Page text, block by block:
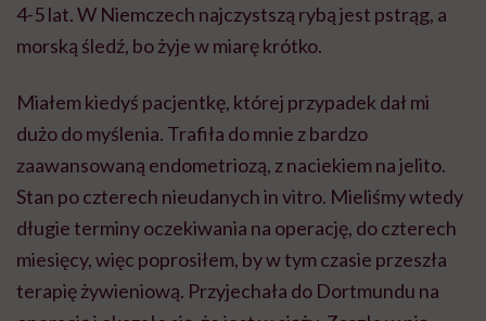
4-5 lat. W Niemczech najczystszą rybą jest pstrąg, a
morską śledź, bo żyje w miarę krótko.
Miałem kiedyś pacjentkę, której przypadek dał mi
dużo do myślenia. Trafiła do mnie z bardzo
zaawansowaną endometriozą, z naciekiem na jelito.
Stan po czterech nieudanych in vitro. Mieliśmy wtedy
długie terminy oczekiwania na operację, do czterech
miesięcy, więc poprosiłem, by w tym czasie przeszła
terapię żywieniową. Przyjechała do Dortmundu na